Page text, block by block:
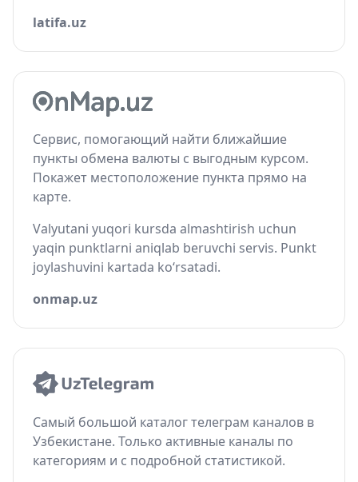
latifa.uz
Сервис, помогающий найти ближайшие
пункты обмена валюты с выгодным курсом.
Покажет местоположение пункта прямо на
карте.
Valyutani yuqori kursda almashtirish uchun
yaqin punktlarni aniqlab beruvchi servis. Punkt
joylashuvini kartada ko‘rsatadi.
onmap.uz
Самый большой каталог телеграм каналов в
Узбекистане. Только активные каналы по
категориям и с подробной статистикой.